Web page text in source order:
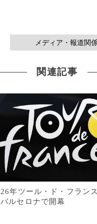
メディア・報道関
関連記事
26年ツール・ド・フラン
バルセロナで開幕